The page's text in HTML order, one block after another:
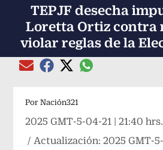
TEPJF desecha
Loretta Ortiz contra
violar reglas de la
Compartir el artículo actual
Compartir el artículo actual
Compartir el artículo
Compartir el
Por Nación321
2025 GMT-5-04-21 | 21:40 hrs.
/ Actualización:2025 GMT-